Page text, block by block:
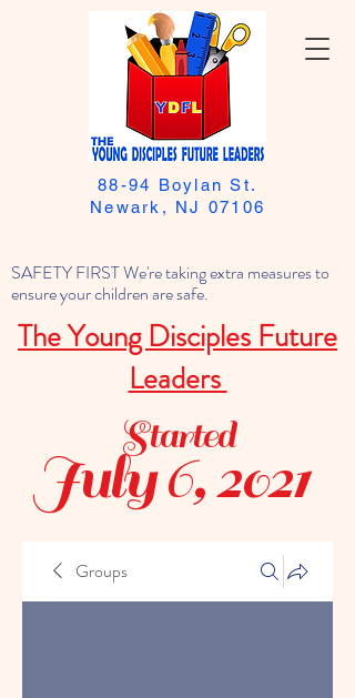
SAFETY FIRST We're taking extra measures to
ensure your children are safe.
The Young Disciples Future
Leaders
88-94 Boylan St.
Newark, NJ 07106
July 6, 2021
Started
Groups